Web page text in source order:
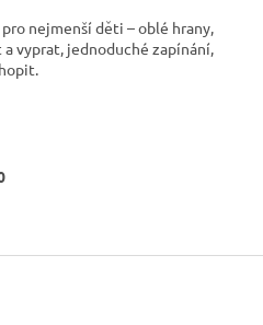
nejmenší děti – oblé hrany,
vyprat, jednoduché zapínání,